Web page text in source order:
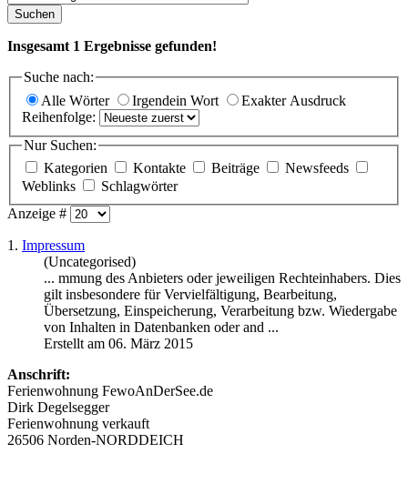
Suchen
Insgesamt 1 Ergebnisse gefunden!
Suche nach:
Alle Wörter
Irgendein Wort
Exakter Ausdruck
Reihenfolge:
Nur Suchen:
Kategorien
Kontakte Beiträge
Newsfeeds
Weblinks
Schlagwörter
Anzeige #
1. Impressum
(Uncategorised)
... mmung des Anbieters oder jeweiligen Rechteinhabers. Dies
gilt insbesondere für Vervielfältigung, Bearbeitung,
Übersetzung, Einspeicherung, Verarbeitung bzw. Wiedergabe
von Inhalten in Datenbanken oder and ...
Erstellt am 06. März 2015
Anschrift:
Ferienwohnung FewoAnDerSee.de
Dirk Degelsegger
Ferienwohnung verkauft
26506 Norden-NORDDEICH